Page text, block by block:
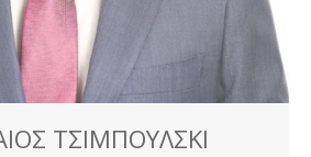
ΤΣΙΜΠΟΎΛΣΚΙ